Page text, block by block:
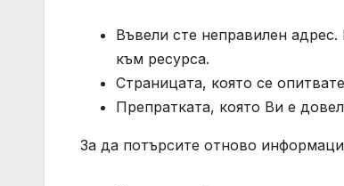
Въвели сте неправилен
към ресурса.
Страницата, която се
Препратката, която Ви е
За да потърсите отново